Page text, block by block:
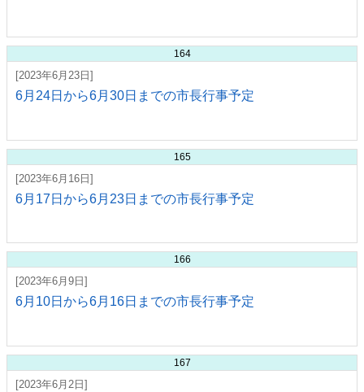
164
[2023年6月23日]
6月24日から6月30日までの市長行事予定
165
[2023年6月16日]
6月17日から6月23日までの市長行事予定
166
[2023年6月9日]
6月10日から6月16日までの市長行事予定
167
[2023年6月2日]